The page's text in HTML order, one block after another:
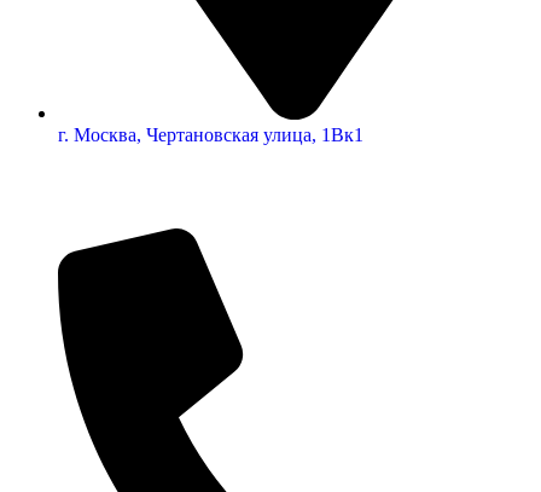
г. Москва, Чертановская улица, 1Вк1